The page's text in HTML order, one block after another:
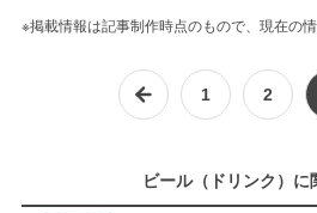
※掲載情報は記事制作時点のもので、現在の
1 2
ビール（ドリンク）に